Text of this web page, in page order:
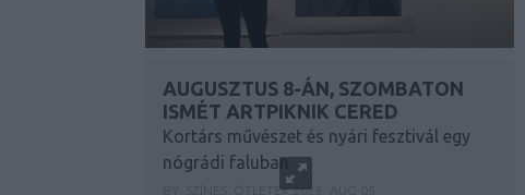
AUGUSZTUS 8-ÁN, SZOMBATON
ISMÉT ARTPIKNIK CERED
Kortárs művészet és nyári fesztivál egy
nógrádi faluban
SZÍNES_ÖTLETEK2026. AUG 05.